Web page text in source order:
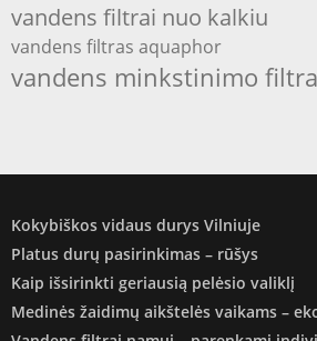
vandens filtrai nuo kalkiu
vandens filtras aquaphor
vandens minkstinimo
Kokybiškos vidaus durys Vilniuje
Platus durų pasirinkimas – rūšys
Kaip išsirinkti geriausią pelėsio valiklį
Medinės žaidimų aikštelės vaikams –